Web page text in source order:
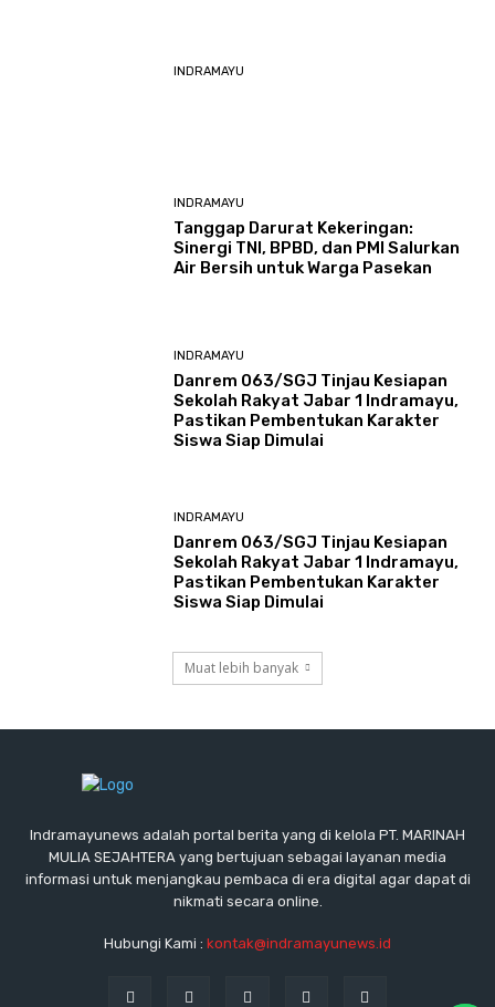
INDRAMAYU
INDRAMAYU
​Tanggap Darurat Kekeringan:
Sinergi TNI, BPBD, dan PMI Salurkan
Air Bersih untuk Warga Pasekan
INDRAMAYU
Danrem 063/SGJ Tinjau Kesiapan
Sekolah Rakyat Jabar 1 Indramayu,
Pastikan Pembentukan Karakter
Siswa Siap Dimulai
INDRAMAYU
Danrem 063/SGJ Tinjau Kesiapan
Sekolah Rakyat Jabar 1 Indramayu,
Pastikan Pembentukan Karakter
Siswa Siap Dimulai
Muat lebih banyak
Indramayunews adalah portal berita yang di kelola PT. MARINAH
MULIA SEJAHTERA yang bertujuan sebagai layanan media
informasi untuk menjangkau pembaca di era digital agar dapat di
nikmati secara online.
Hubungi Kami : kontak@indramayunews.id